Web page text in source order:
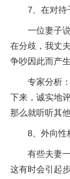
7、在对待
一位妻子
在分歧，我丈
争吵因此而产
专家分析
下来，诚实地
那么就听听其
8、外向性
有些夫妻
这有时会引起